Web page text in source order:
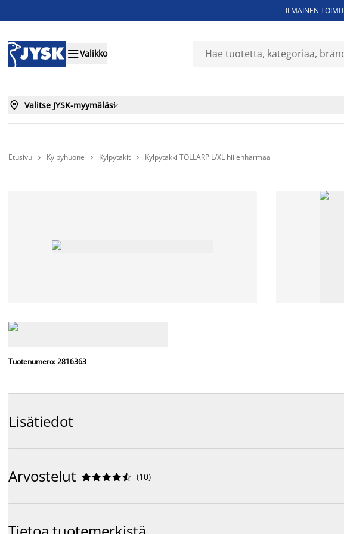
ILMAINEN
Valikko
 Valitse JYSK-myymäläsi
Etusivu  Kylpyhuone  Kylpytakit  Kylpytakki TOLLARP L/XL hiilenharmaa
Tuotenumero: 2816363
Lisätiedot
Arvostelut 




 (10)